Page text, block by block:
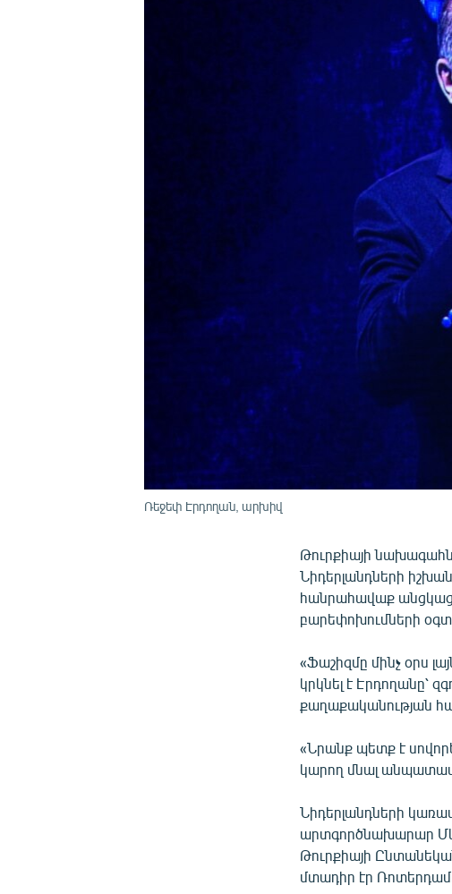
Ռեջեփ Էրդողան, արխիվ
Թուրքիայի
Նիդերլանդների
հանրահավաք
բարեփոխումների
«Ֆաշիզմը մինչ օրս
կրկնել է Էրդողանը՝
քաղաքականության
«Նրանք պետք է
կարող մնալ
Նիդերլանդների
արտգործնախարար
Թուրքիայի
մտադիր էր